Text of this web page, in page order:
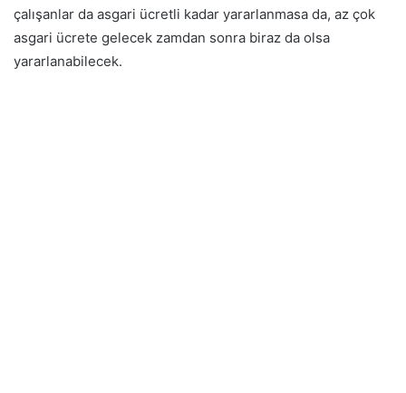
çalışanlar da asgari ücretli kadar yararlanmasa da, az çok
asgari ücrete gelecek zamdan sonra biraz da olsa
yararlanabilecek.